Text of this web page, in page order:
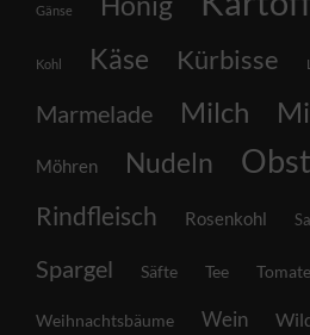
Gänse
Kohl Käse Kürbisse
Marmelade Milch
Möhren Nudeln Obst
Rindfleisch Rosenkohl
Spargel Säfte Tee
Weihnachtsbäume Wein